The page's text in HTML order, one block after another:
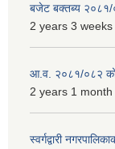
बजेट बक्तब्य २०८१/
2 years 3 weeks
आ.व. २०८१/०८२ को
2 years 1 month
स्वर्गद्वारी